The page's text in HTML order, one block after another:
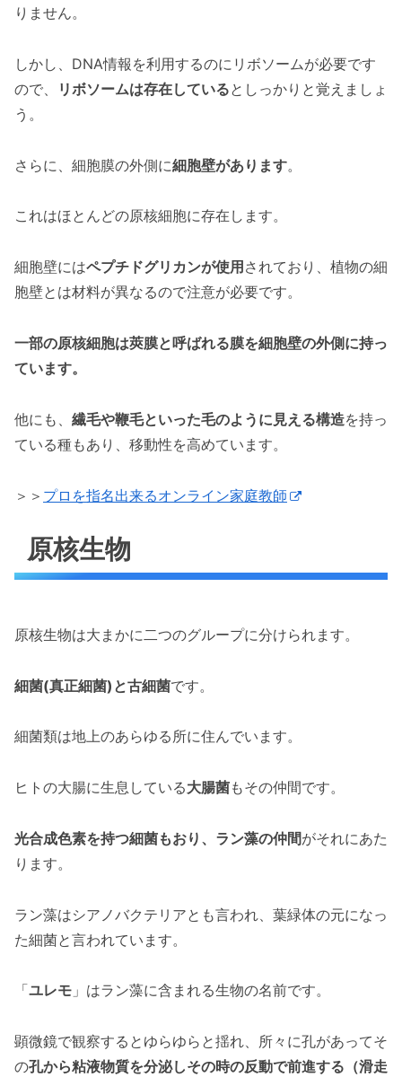
りません。
しかし、DNA情報を利用するのにリボソームが必要です
ので、
リボソームは存在しているとしっかりと覚えましょ
う。
さらに、細胞膜の外側に細胞壁があります。
これはほとんどの原核細胞に存在します。
細胞壁にはペプチドグリカンが使用 されており、植物の細
胞壁とは材料が異なるので注意が必要です。
一部の原核細胞は莢膜と呼ばれる膜を細胞壁の外側に持っ
ています。
他にも、 繊毛や鞭毛といった毛のように見える構造を持っ
ている種もあり、移動性を高めています。
＞＞ プロを指名出来るオンライン家庭教師
原核生物
原核生物は大まかに二つのグループに分けられます。
細菌(真正細菌)と古細菌です。
細菌類は地上のあらゆる所に住んでいます。
ヒトの大腸に生息している大腸菌もその仲間です。
光合成色素を持つ細菌もおり、ラン藻の仲間がそれにあた
ります。
ラン藻はシアノバクテリアとも言われ、葉緑体の元になっ
た細菌と言われています。
「ユレモ 」はラン藻に含まれる生物の名前です。
顕微鏡で観察するとゆらゆらと揺れ、所々に孔があってそ
の孔から粘液物質を分泌しその時の反動で前進する（滑走